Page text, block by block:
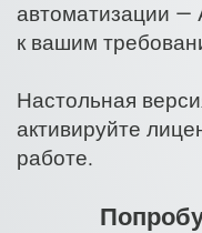
автоматизации —
к вашим
Настольная
активируйте
работе.